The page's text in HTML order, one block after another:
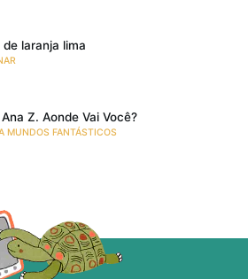
de laranja lima
Z. Aonde Vai Você?
MUNDOS FANTÁSTICOS